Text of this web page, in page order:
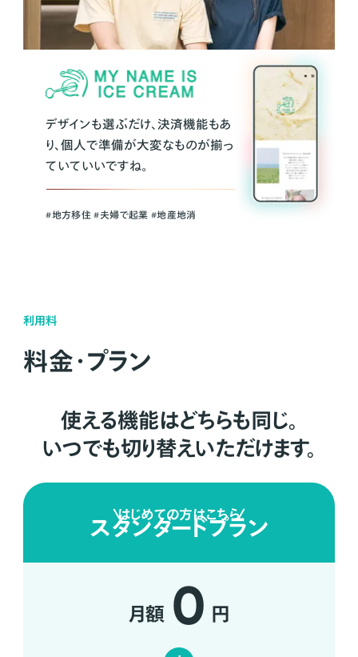
デザインも選ぶだけ、決済機能もあ
り、個人で準備が大変なものが揃っ
ていていいですね。
#地方移住 #夫婦で起業 #地産地消
利用料
料金・プラン
使える機能はどちらも同じ。
いつでも切り替えいただけます。
はじめての方はこちら
スタンダードプラン
月額 0 円